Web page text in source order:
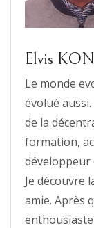
Elvis
Le monde
évolué
de la
formation,
développeur
Je découvre
amie. Après